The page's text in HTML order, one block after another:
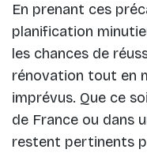
En prenant ces
planification
les chances de
rénovation tout en
imprévus. Que ce
de France ou dans
restent pertinents